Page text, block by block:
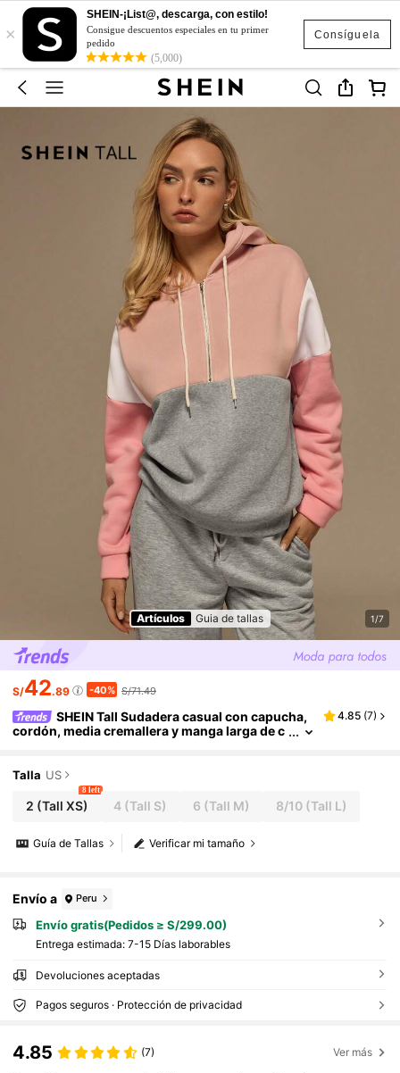
Consíguela
×
SHEIN-¡List@, descarga, con estilo!
Consigue descuentos especiales en tu primer
pedido
(5,000)
Artículos Guia de tallas 1/7
S/42.89 -40% S/71.49
SHEIN Tall Sudadera casual con capucha,
cordón, media cremallera y manga larga de c
4.85 (7)
Talla US
2 (Tall XS)
8 left
4 (Tall S) 6 (Tall M) 8/10(Tall L)
Verificar mi tamaño
Guía de Tallas
Envío a Peru
Envío gratis(Pedidos ≥ S/299.00)
Entrega estimada: 7-15 Días laborables
Devoluciones aceptadas
Pagos seguros · Protección de privacidad
4.85 (7) Ver más